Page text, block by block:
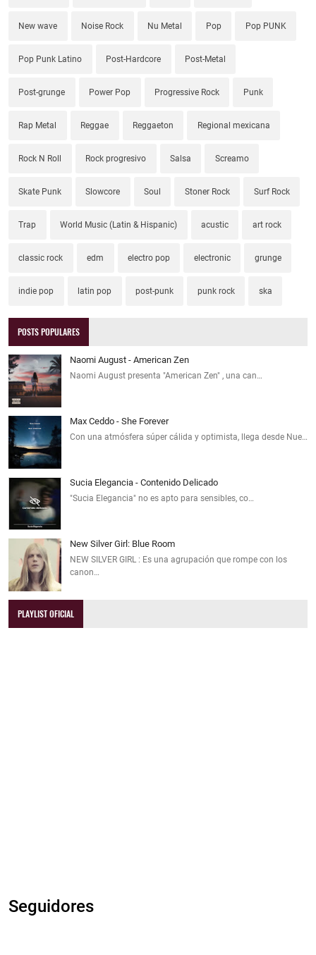
New wave Noise Rock Nu Metal Pop Pop PUNK
Pop Punk Latino Post-Hardcore Post-Metal
Post-grunge Power Pop Progressive Rock Punk
Rap Metal Reggae Reggaeton Regional mexicana
Rock N Roll Rock progresivo Salsa Screamo
Skate Punk Slowcore Soul Stoner Rock Surf Rock
Trap World Music (Latin & Hispanic) acustic art rock
classic rock edm electro pop electronic grunge
indie pop latin pop post-punk punk rock ska
POSTS POPULARES
Naomi August - American Zen
Naomi August presenta "American Zen" , una can…
Max Ceddo - She Forever
Con una atmósfera súper cálida y optimista, llega desde Nue…
Sucia Elegancia - Contenido Delicado
"Sucia Elegancia" no es apto para sensibles, co…
New Silver Girl: Blue Room
NEW SILVER GIRL : Es una agrupación que rompe con los
canon…
PLAYLIST OFICIAL
Seguidores